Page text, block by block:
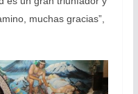
muchas gracias”,